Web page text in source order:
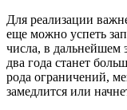
Для реализации
еще можно успеть
числа, в дальнейшем
два года станет
рода ограничений,
замедлится или